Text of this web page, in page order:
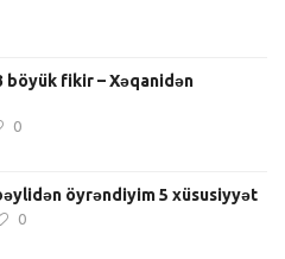
böyük fikir – Xəqanidən
0
öyrəndiyim 5 xüsusiyyət
0